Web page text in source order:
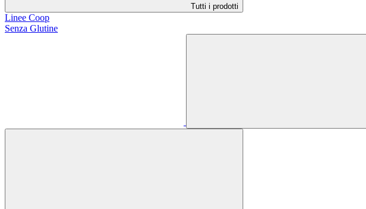
Tutti i prodotti
Linee Coop
Senza Glutine